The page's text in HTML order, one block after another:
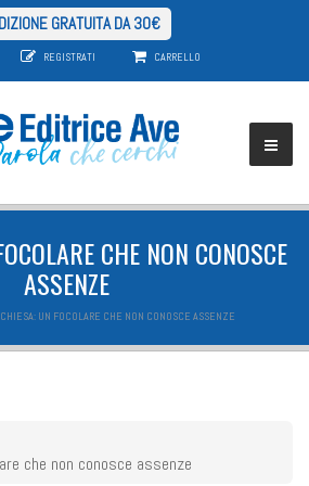
GRATUITA DA 30€
REGISTRATI CARRELLO
CHE NON CONOSCE
ASSENZE
UN FOCOLARE CHE NON CONOSCE ASSENZE
che non conosce assenze